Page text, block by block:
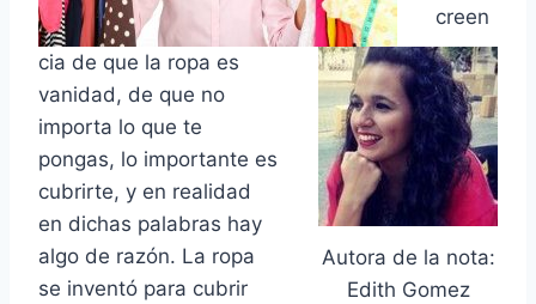
Autora de la nota:
Edith Gomez
creen
cia de que la ropa es
vanidad, de que no
importa lo que te
pongas, lo importante es
cubrirte, y en realidad
en dichas palabras hay
algo de razón. La ropa
se inventó para cubrir